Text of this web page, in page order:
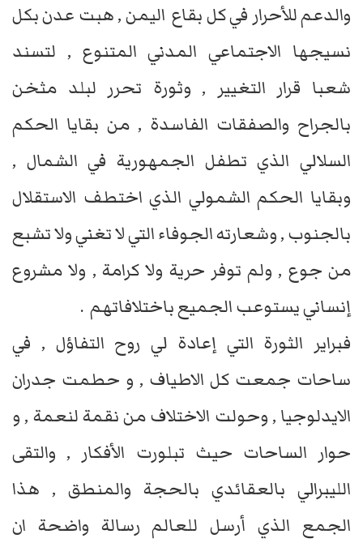
والدعم للأحرار في كل بقاع اليمن , هبت عدن بكل
نسيجها الاجتماعي المدني المتنوع , لتسند
شعبا قرار التغيير , وثورة تحرر لبلد مثخن
بالجراح والصفقات الفاسدة , من بقايا الحكم
السلالي الذي تطفل الجمهورية في الشمال ,
وبقايا الحكم الشمولي الذي اختطف الاستقلال
بالجنوب , وشعارته الجوفاء التي لا تغني ولا تشبع
من جوع , ولم توفر حرية ولا كرامة , ولا مشروع
إنساني يستوعب الجميع باختلافاتهم .
فبراير الثورة التي إعادة لي روح التفاؤل , في
ساحات جمعت كل الاطياف , و حطمت جدران
الايدلوجيا , وحولت الاختلاف من نقمة لنعمة , و
حوار الساحات حيث تبلورت الأفكار , والتقى
الليبرالي بالعقائدي بالحجة والمنطق , هذا
الجمع الذي أرسل للعالم رسالة واضحة ان